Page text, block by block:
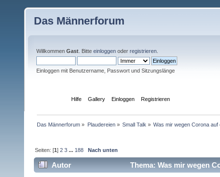
Das Männerforum
Willkommen Gast . Bitte einloggen oder registrieren
Einloggen mit Benutzername, Passwort und Sitzungslänge
Hilfe Gallery Einloggen Registrieren
Das Männerforum » Plaudereien» Small Talk » Was mir wegen Corona auf
Seiten: [1]2 3 ... 188 Nach unten
Autor Thema: Was mir wegen